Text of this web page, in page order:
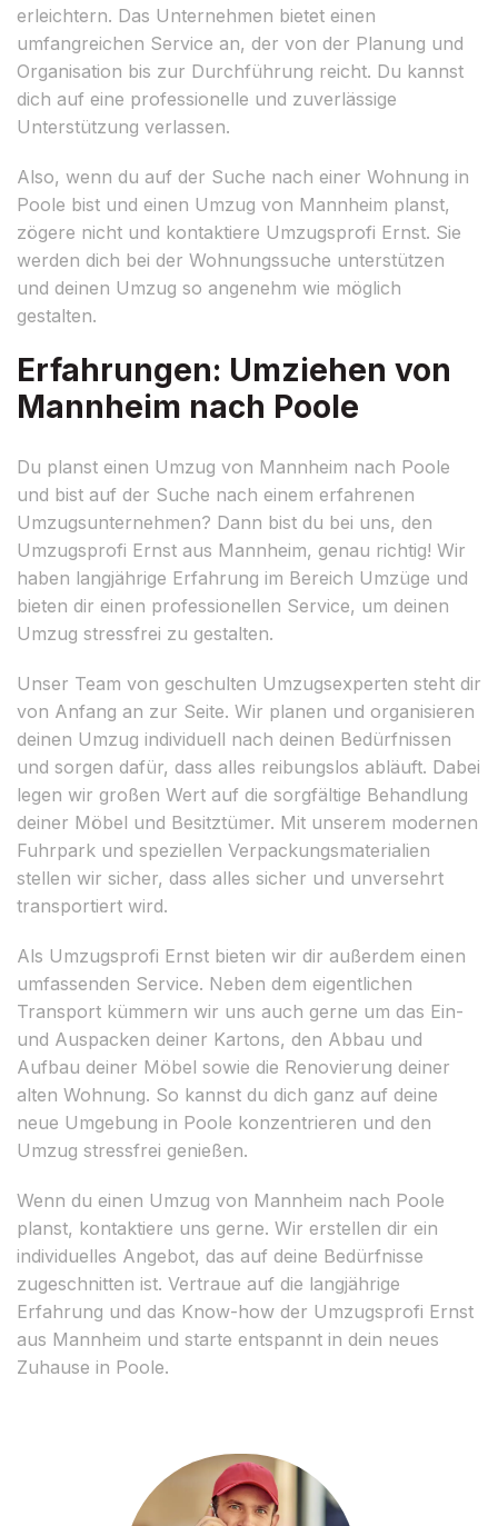
erleichtern. Das Unternehmen bietet einen
umfangreichen Service an, der von der Planung und
Organisation bis zur Durchführung reicht. Du kannst
dich auf eine professionelle und zuverlässige
Unterstützung verlassen.
Also, wenn du auf der Suche nach einer Wohnung in
Poole bist und einen Umzug von Mannheim planst,
zögere nicht und kontaktiere Umzugsprofi Ernst. Sie
werden dich bei der Wohnungssuche unterstützen
und deinen Umzug so angenehm wie möglich
gestalten.
Erfahrungen: Umziehen von
Mannheim nach Poole
Du planst einen Umzug von Mannheim nach Poole
und bist auf der Suche nach einem erfahrenen
Umzugsunternehmen? Dann bist du bei uns, den
Umzugsprofi Ernst aus Mannheim, genau richtig! Wir
haben langjährige Erfahrung im Bereich Umzüge und
bieten dir einen professionellen Service, um deinen
Umzug stressfrei zu gestalten.
Unser Team von geschulten Umzugsexperten steht dir
von Anfang an zur Seite. Wir planen und organisieren
deinen Umzug individuell nach deinen Bedürfnissen
und sorgen dafür, dass alles reibungslos abläuft. Dabei
legen wir großen Wert auf die sorgfältige Behandlung
deiner Möbel und Besitztümer. Mit unserem modernen
Fuhrpark und speziellen Verpackungsmaterialien
stellen wir sicher, dass alles sicher und unversehrt
transportiert wird.
Als Umzugsprofi Ernst bieten wir dir außerdem einen
umfassenden Service. Neben dem eigentlichen
Transport kümmern wir uns auch gerne um das Ein-
und Auspacken deiner Kartons, den Abbau und
Aufbau deiner Möbel sowie die Renovierung deiner
alten Wohnung. So kannst du dich ganz auf deine
neue Umgebung in Poole konzentrieren und den
Umzug stressfrei genießen.
Wenn du einen Umzug von Mannheim nach Poole
planst, kontaktiere uns gerne. Wir erstellen dir ein
individuelles Angebot, das auf deine Bedürfnisse
zugeschnitten ist. Vertraue auf die langjährige
Erfahrung und das Know-how der Umzugsprofi Ernst
aus Mannheim und starte entspannt in dein neues
Zuhause in Poole.